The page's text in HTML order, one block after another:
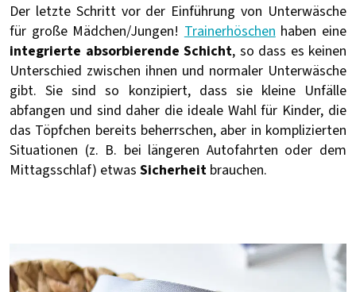
Der letzte Schritt vor der Einführung von Unterwäsche
für große Mädchen/Jungen! Trainerhöschen haben eine
integrierte absorbierende Schicht, so dass es keinen
Unterschied zwischen ihnen und normaler Unterwäsche
gibt. Sie sind so konzipiert, dass sie kleine Unfälle
abfangen und sind daher die ideale Wahl für Kinder, die
das Töpfchen bereits beherrschen, aber in komplizierten
Situationen (z. B. bei längeren Autofahrten oder dem
Mittagsschlaf) etwas Sicherheit brauchen.